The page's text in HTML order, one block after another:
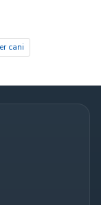
cani